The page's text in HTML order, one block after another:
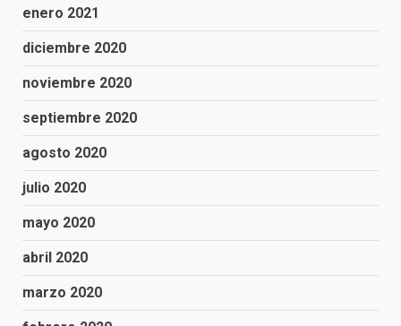
enero 2021
diciembre 2020
noviembre 2020
septiembre 2020
agosto 2020
julio 2020
mayo 2020
abril 2020
marzo 2020